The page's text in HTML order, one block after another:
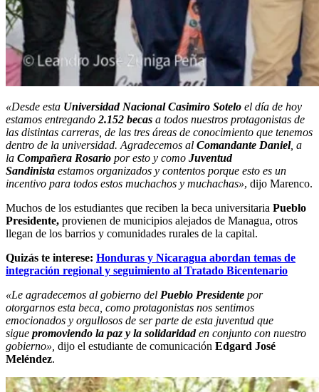
«Desde esta Universidad Nacional Casimiro Sotelo el día de hoy
estamos entregando 2.152 becas a todos nuestros protagonistas de
las distintas carreras, de las tres áreas de conocimiento que tenemos
dentro de la universidad. Agradecemos al Comandante Daniel, a
la Compañera Rosario por esto y como Juventud
Sandinista estamos organizados y contentos porque esto es un
incentivo para todos estos muchachos y muchachas», dijo Marenco.
Muchos de los estudiantes que reciben la beca universitaria Pueblo
Presidente, provienen de municipios alejados de Managua, otros
llegan de los barrios y comunidades rurales de la capital.
Quizás te interese: Honduras y Nicaragua abordan temas de
integración regional y seguimiento al Tratado Bicentenario
«Le agradecemos al gobierno del Pueblo Presidente por
otorgarnos esta beca, como protagonistas nos sentimos
emocionados y orgullosos de ser parte de esta juventud que
sigue promoviendo la paz y la solidaridaden conjunto con nuestro
gobierno», dijo el estudiante de comunicación Edgard José
Meléndez.